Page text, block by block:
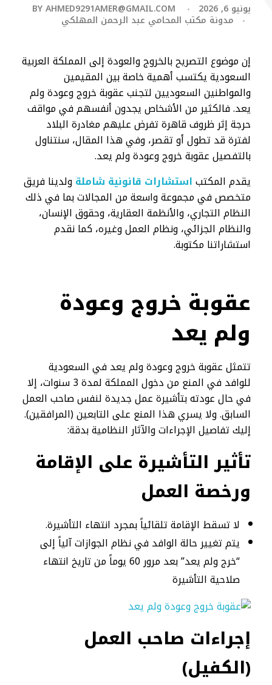
يونيو 6, 2026 BYAHMED9291AMER@GMAIL.COM
مدونة مكتب المحامي عبد الرحمن المهلكي
إن موضوع التصريح بالخروج والعودة إلى المملكة العربية
السعودية يكتسب أهمية خاصة بين المقيمين
والمواطنين السعوديين لتجنب عقوبة خروج وعودة ولم
يعد. فالكثير من الأشخاص يجدون أنفسهم في مواقف
حرجة إثر ظروف قاهرة تفرض عليهم مغادرة البلاد
لفترة قد تطول أو تقصر، وفي هذا المقال، سنتناول
بالتفصيل عقوبة خروج وعودة ولم يعد.
يقدم المكتباستشارات قانونية شاملةولدينا فريق
متخصص في مجموعة واسعة من المجالات بما في ذلك
النظام التجاري، والأنظمة العقارية، وحقوق الإنسان،
والنظام الجزائي، ونظام العمل وغيره، كما نقدم
استشاراتنا مكتوبة.
عقوبة خروج وعودة
ولم يعد​
تتمثل عقوبة خروج وعودة ولم يعد في السعودية
للوافد في المنع من دخول المملكة لمدة 3 سنوات، إلا
في حال عودته بتأشيرة عمل جديدة لنفس صاحب العمل
السابق. ولا يسري هذا المنع على التابعين (المرافقين).
إليك تفاصيل الإجراءات والآثار النظامية بدقة:
تأثير التأشيرة على الإقامة
ورخصة العمل
لا تسقط الإقامة تلقائياً بمجرد انتهاء التأشيرة.
يتم تغيير حالة الوافد في نظام الجوازات آلياً إلى
“خرج ولم يعد” بعد مرور 60 يوماً من تاريخ انتهاء
صلاحية التأشيرة
إجراءات صاحب العمل
(الكفيل)